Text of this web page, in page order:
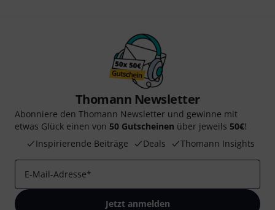
Thomann Newsletter
Abonniere den Thomann Newsletter und gewinne mit
etwas Glück einen von 50 Gutscheinen über jeweils 50€!
Inspirierende Beiträge
Deals Thomann Insights
E-Mail-Adresse*
Jetzt anmelden